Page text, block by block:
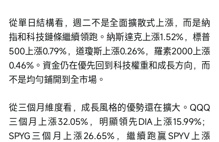
從單日結構看，週二不是全面擴散式上漲，而是納
指和科技鏈條繼續領跑。納斯達克上漲1.52%，標普
500上漲0.79%，道瓊斯上漲0.26%，羅素2000上漲
0.46%。資金仍在優先回到科技權重和成長方向，而
不是均勻鋪開到全市場。
從三個月維度看，成長風格的優勢還在擴大。QQQ
三個月上漲32.05%，明顯領先DIA上漲15.99%；
SPYG三個月上漲26.65%，繼續跑贏SPYV上漲